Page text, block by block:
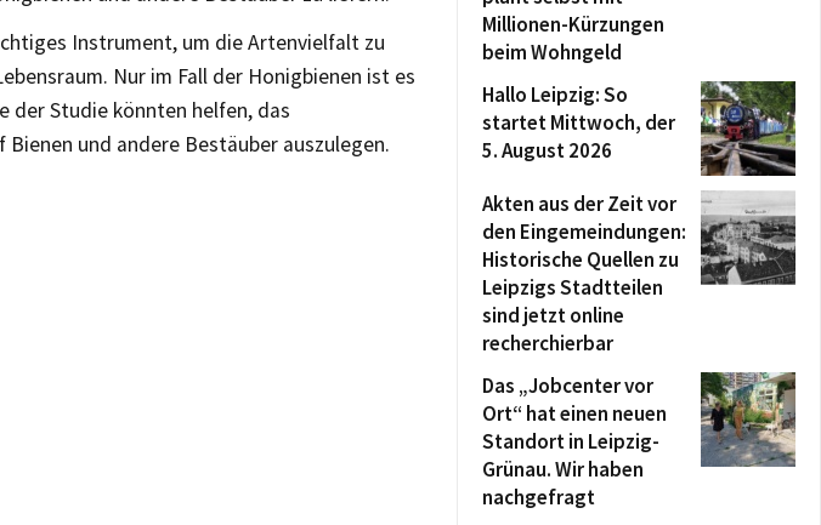
Instrument, um die Artenvielfalt zu
Nur im Fall der Honigbienen ist es
der Studie könnten helfen, das
und andere Bestäuber auszulegen.
Millionen-Kürzungen
beim Wohngeld
Hallo Leipzig: So
startet Mittwoch, der
5. August 2026
Akten aus der Zeit vor
den Eingemeindungen:
Historische Quellen zu
Leipzigs Stadtteilen
sind jetzt online
recherchierbar
Das „Jobcenter vor
Ort“ hat einen neuen
Standort in Leipzig-
Grünau. Wir haben
nachgefragt